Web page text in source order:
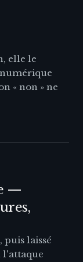
elle le
« non » ne
—
laissé
l'attaque